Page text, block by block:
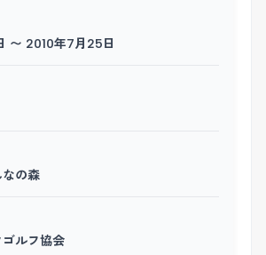
〜 2010年7月25日
の森
ルフ協会